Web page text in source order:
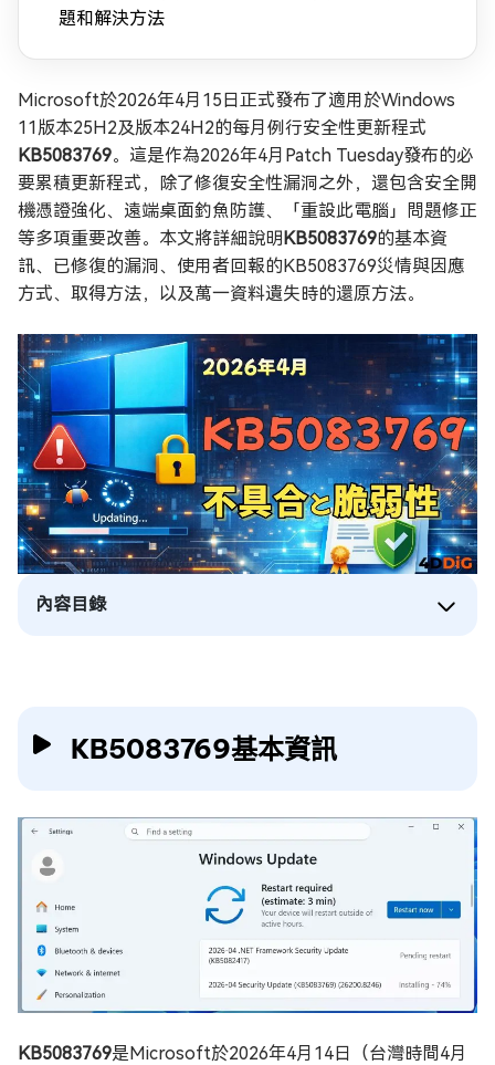
題和解決方法
Microsoft於2026年4月15日正式發布了適用於Windows
11版本25H2及版本24H2的每月例行安全性更新程式
KB5083769。這是作為2026年4月Patch Tuesday發布的必
要累積更新程式，除了修復安全性漏洞之外，還包含安全開
機憑證強化、遠端桌面釣魚防護、「重設此電腦」問題修正
等多項重要改善。本文將詳細說明KB5083769的基本資
訊、已修復的漏洞、使用者回報的KB5083769災情與因應
方式、取得方法，以及萬一資料遺失時的還原方法。
內容目錄
KB5083769基本資訊
KB5083769是Microsoft於2026年4月14日（台灣時間4月